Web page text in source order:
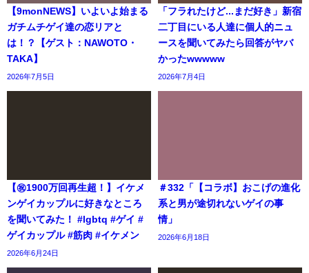
【9monNEWS】いよいよ始まる
ガチムチゲイ達の恋リアと
は！？【ゲスト：NAWOTO・
TAKA】
2026年7月5日
「フラれたけど...まだ好き」新宿
二丁目にいる人達に個人的ニュ
ースを聞いてみたら回答がヤバ
かったwwwww
2026年7月4日
【㊗️1900万回再生超！】イケメ
ンゲイカップルに好きなところ
を聞いてみた！ #lgbtq #ゲイ #
ゲイカップル #筋肉 #イケメン
2026年6月24日
＃332「【コラボ】おこげの進化
系と男が途切れないゲイの事
情」
2026年6月18日